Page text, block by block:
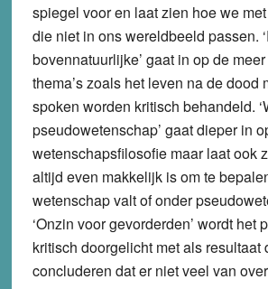
spiegel voor en laat zien hoe we
die niet in ons wereldbeeld passen.
bovennatuurlijke’ gaat in op de
thema’s zoals het leven na de dood
spoken worden kritisch behandeld.
pseudowetenschap’ gaat dieper in
wetenschapsfilosofie maar laat ook
altijd even makkelijk is om te
wetenschap valt of onder
‘Onzin voor gevorderden’ wordt het
kritisch doorgelicht met als resultaat
concluderen dat er niet veel van